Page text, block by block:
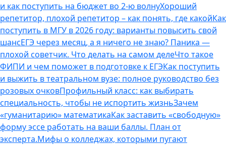
и как поступить на бюджет во 2‑ю волнуХороший
репетитор, плохой репетитор – как понять, где какойКак
поступить в МГУ в 2026 году: варианты повысить свой
шансЕГЭ через месяц, а я ничего не знаю? Паника —
плохой советчик. Что делать на самом делеЧто такое
ФИПИ и чем поможет в подготовке к ЕГЭКак поступить
и выжить в театральном вузе: полное руководство без
розовых очковПрофильный класс: как выбирать
специальность, чтобы не испортить жизньЗачем
«гуманитарию» математикаКак заставить «свободную»
форму эссе работать на ваши баллы. План от
эксперта.Мифы о колледжах, которыми пугают